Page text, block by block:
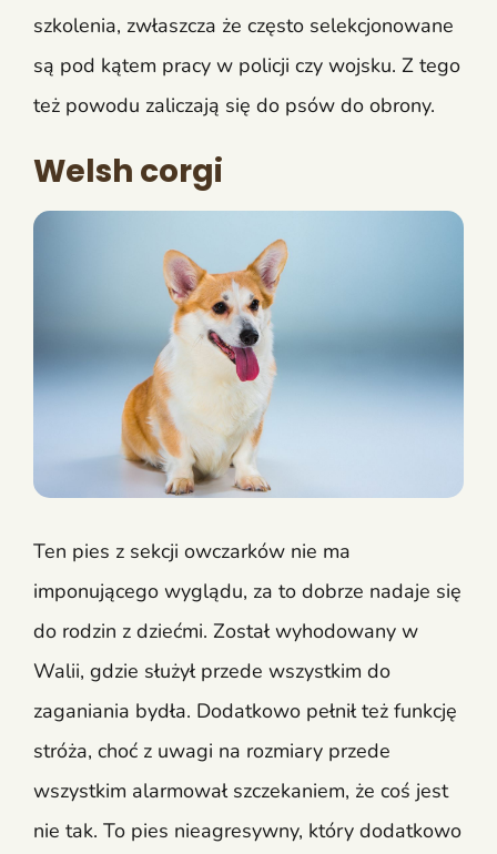
szkolenia, zwłaszcza że często selekcjonowane
są pod kątem pracy w policji czy wojsku. Z tego
też powodu zaliczają się do psów do obrony.
Welsh corgi
Ten pies z sekcji owczarków nie ma
imponującego wyglądu, za to dobrze nadaje się
do rodzin z dziećmi. Został wyhodowany w
Walii, gdzie służył przede wszystkim do
zaganiania bydła. Dodatkowo pełnił też funkcję
stróża, choć z uwagi na rozmiary przede
wszystkim alarmował szczekaniem, że coś jest
nie tak. To pies nieagresywny, który dodatkowo